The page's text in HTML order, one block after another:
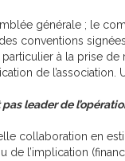
générale ; le
conventions
à la prise de
de
leader de
collaboration en
l’implication